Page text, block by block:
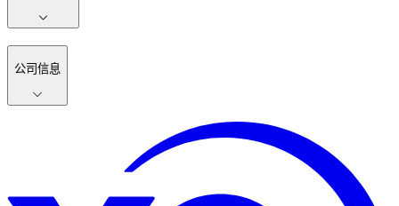
公司信息